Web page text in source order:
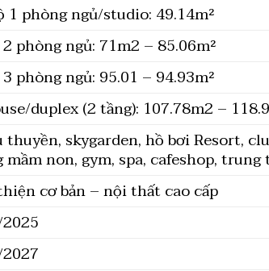
1 phòng ngủ/studio: 49.14m²
phòng ngủ: 71m2 – 85.06m²
phòng ngủ: 95.01 – 94.93m²
duplex (2 tầng): 107.78m2 –
thuyền, skygarden, hồ bơi Resort,
non, gym, spa, cafeshop,
cơ bản – nội thất cao cấp